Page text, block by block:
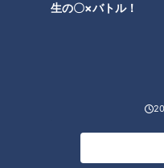
生の〇×バトル！
【最新話】魚鱗癬は“不快な病